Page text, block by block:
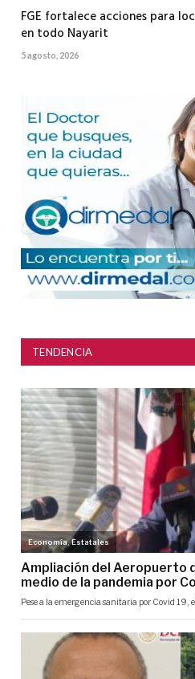
FGE fortalece acciones para
en todo Nayarit
5 agosto, 2026
TENDENCIA